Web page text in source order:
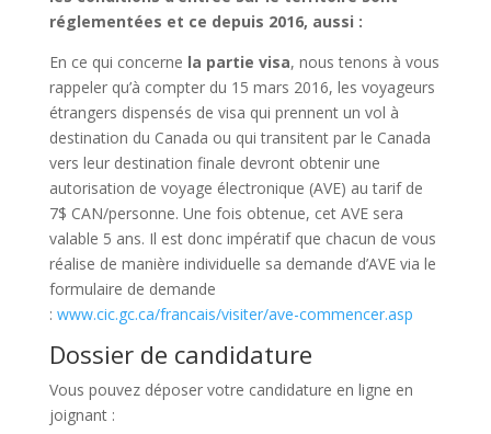
réglementées et ce depuis 2016, aussi :
En ce qui concerne la partie visa, nous tenons à vous
rappeler qu’à compter du 15 mars 2016, les voyageurs
étrangers dispensés de visa qui prennent un vol à
destination du Canada ou qui transitent par le Canada
vers leur destination finale devront obtenir une
autorisation de voyage électronique (AVE) au tarif de
7$ CAN/personne. Une fois obtenue, cet AVE sera
valable 5 ans. Il est donc impératif que chacun de vous
réalise de manière individuelle sa demande d’AVE via le
formulaire de demande
: www.cic.gc.ca/francais/visiter/ave-commencer.asp
Dossier de candidature
Vous pouvez déposer votre candidature en ligne en
joignant :